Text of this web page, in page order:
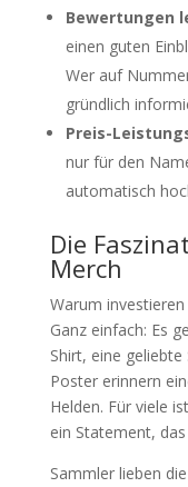
Bewertungen
einen guten
Wer auf
gründlich
Preis-
nur für den
automatisch
Die
Merch
Warum
Ganz einfach: Es
Shirt, eine
Poster erinnern
Helden. Für viele
ein Statement,
Sammler lieben